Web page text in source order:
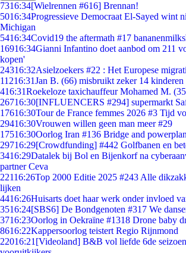
7316:34[Wielrennen #616] Brennan!
5016:34Progressieve Democraat El-Sayed wint
Michigan
5416:34Covid19 the aftermath #17
16916:34Gianni Infantino doet aanbod om 211
kopen'
24316:32Asielzoekers #22 : Het Europese
11216:31Jan B. (66) misbruikt zeker 14 kinderen
416:31Roekeloze taxichauffeur Mohamed M.
26716:30[INFLUENCERS #294] supermarkt
17616:30Tour de France femmes 2026 #3 Tijd
29416:30Vrouwen willen geen man meer #29
17516:30Oorlog Iran #136 Bridge and
29716:29[Crowdfunding] #442 Golfbanen en
3416:29Datalek bij Bol en Bijenkorf na
partner Ceva
22116:26Top 2000 Editie 2025 #243 Alle
lijken
4416:26Huisarts doet haar werk onder invloed
3516:24[SBS6] De Bondgenoten #317 We
3716:23Oorlog in Oekraïne #1318 Drone baby
8616:22Kappersoorlog teistert Regio Rijnmond
22016:21 [Videoland] B&B vol liefde 6de